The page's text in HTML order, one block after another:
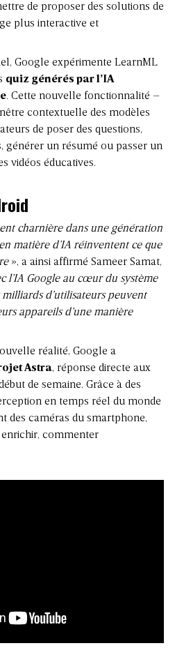
de proposer des solutions de
plus interactive et
Google expérimente LearnML
quiz générés par l’IA
. Cette nouvelle fonctionnalité –
contextuelle des modèles
de poser des questions,
générer un résumé ou passer un
vidéos éducatives.
charnière dans une génération
matière d’IA réinventent ce que
», a ainsi affirmé Sameer Samat,
l’IA Google au cœur du système
d’utilisateurs peuvent
appareils d’une manière
réalité, Google a
Astra, réponse directe aux
de semaine. Grâce à des
en temps réel du monde
des caméras du smartphone,
enrichir, commenter